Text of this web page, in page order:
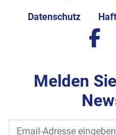
Datenschutz
Melden